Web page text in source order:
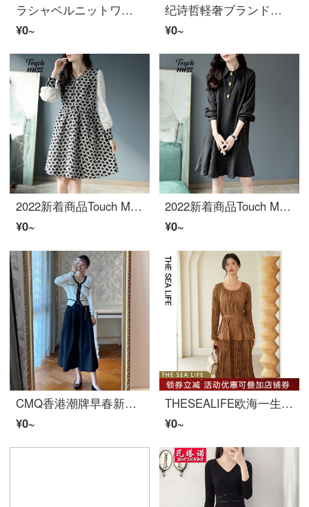
ラシャベルニットワンピスガール2022年春季新着商品洋气修身显瘦小柄レース内搭配时尚打底スカットレッドM
¥0~
纪诗哲軽奢ブランドニットワンピス女2022年春季款女装スカルト秋冬长袖中款気质内搭配时尚收腰显瘦酒红L
¥0~
2022新着商品Touch Miss塔馳密司女装连衣裙新款象眼刺繍收腰连衣裙女中长款BS 2021423ブラックL
¥0~
2022新着商品Touch Miss塔驰密司女装连衣裙新品中长款提花长袖连衣裙BS 2021404黑色M
¥0~
CMQ香港潮牌早春新着商品百搭红色时尚スカーレット2装フランス式高级感百搭百搭
¥0~
THESEALIFE欧海一生2022春季褶皱圆领连衣裙女亮丝ニットスカート设计感长裙6938茶色M
¥0~